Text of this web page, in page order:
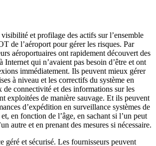
et profilage des actifs sur l’ensemble
de l’aéroport pour gérer les risques. Par
aéroportuaires ont rapidement découvert des
Internet qui n’avaient pas besoin d’être et ont
immédiatement. Ils peuvent mieux gérer
à niveau et les correctifs du système en
de connectivité et des informations sur les
exploitées de manière sauvage. Et ils peuvent
d’expédition en surveillance systèmes de
en fonction de l’âge, en sachant si l’un peut
autre et en prenant des mesures si nécessaire.
géré et sécurisé. Les fournisseurs peuvent